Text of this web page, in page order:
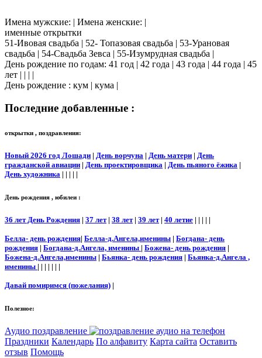
Имена мужские: | Имена женские: |
именные открытки
51-Ивовая свадьба | 52- Топазовая свадьба | 53-Урановая
свадьба | 54-Свадьба Зевса | 55-Изумрудная свадьба |
День рождение по годам: 41 год | 42 года | 43 года | 44 года | 45
лет | | | |
День рождение : кум | кума |
Последние добавленные :
открытки , поздравления:
Новый 2026 год Лошади | День ворчуна | День матери | День
гражданской авиации | День проектировщика | День пьяного ёжика |
День художника | | | | |
День рождения , юбилеи :
36 лет День Рождения | 37 лет| 38 лет| 39 лет| 40 летие | | | | |
Белла- день рождения| Белла-д.Ангела,именины | Богдана- день
рождения | Богдана-д.Ангела, именины | Божена- день рождения |
Божена-д.Ангела,именины | Бьянка- день рождения | Бьянка-д.Ангела ,
именины | | | | | | |
Давай помиримся (пожелания) |
Полезное:
Аудио поздравление
Праздники Календарь По алфавиту Карта сайта Оставить
отзыв Помощь